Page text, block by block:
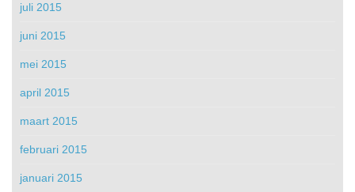
juli 2015
juni 2015
mei 2015
april 2015
maart 2015
februari 2015
januari 2015